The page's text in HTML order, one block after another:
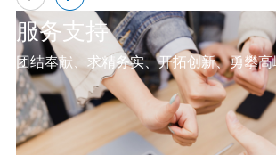
服务支持
团结奉献、求精务实、开拓创新、勇攀高